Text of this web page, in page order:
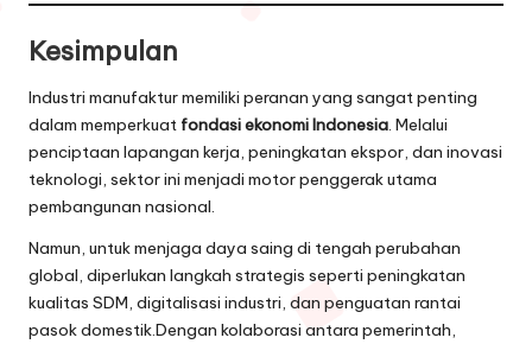
Kesimpulan
Industri manufaktur memiliki peranan yang sangat penting
dalam memperkuat fondasi ekonomi Indonesia. Melalui
penciptaan lapangan kerja, peningkatan ekspor, dan inovasi
teknologi, sektor ini menjadi motor penggerak utama
pembangunan nasional.
Namun, untuk menjaga daya saing di tengah perubahan
global, diperlukan langkah strategis seperti peningkatan
kualitas SDM, digitalisasi industri, dan penguatan rantai
pasok domestik.Dengan kolaborasi antara pemerintah,